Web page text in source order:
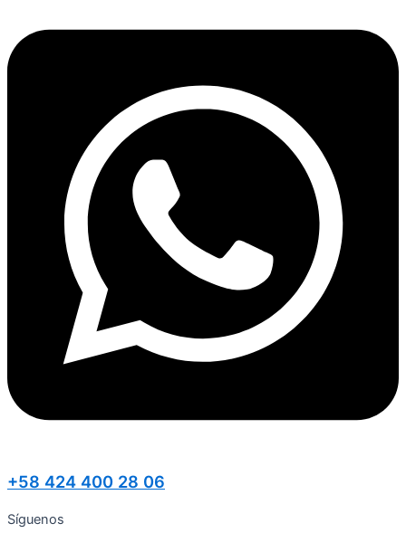
+58 424 400 28 06
Síguenos